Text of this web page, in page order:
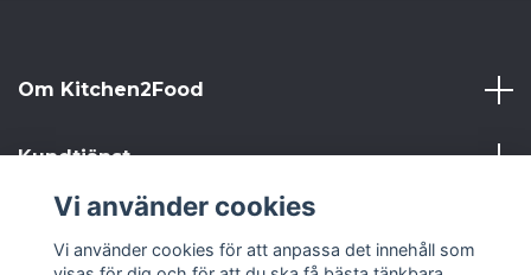
Om Kitchen2Food
Kundtjänst
Vi använder cookies
Vi använder cookies för att anpassa det innehåll som